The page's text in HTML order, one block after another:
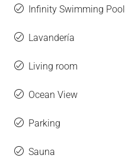
Infinity Swimming Pool
Lavandería
Living room
Ocean View
Parking
Sauna